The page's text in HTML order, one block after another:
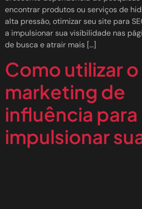
encontrar produtos ou serviços de
alta pressão, otimizar seu site para
a impulsionar sua visibilidade nas
de busca e atrair mais […]
Como utilizar o
marketing de
influência para
impulsionar